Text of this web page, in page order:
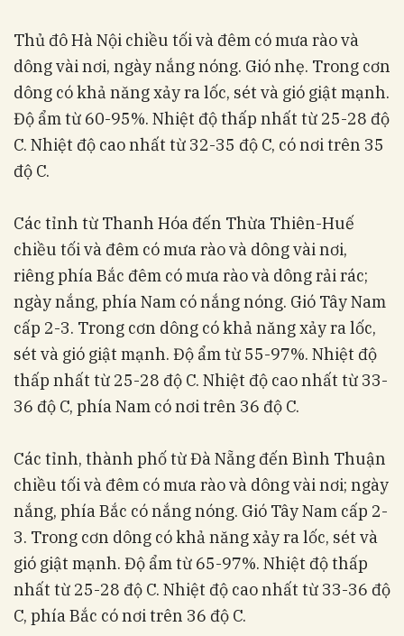
Thủ đô Hà Nội chiều tối và đêm có mưa rào và
dông vài nơi, ngày nắng nóng. Gió nhẹ. Trong cơn
dông có khả năng xảy ra lốc, sét và gió giật mạnh.
Độ ẩm từ 60-95%. Nhiệt độ thấp nhất từ 25-28 độ
C. Nhiệt độ cao nhất từ 32-35 độ C, có nơi trên 35
độ C.
Các tỉnh từ Thanh Hóa đến Thừa Thiên-Huế
chiều tối và đêm có mưa rào và dông vài nơi,
riêng phía Bắc đêm có mưa rào và dông rải rác;
ngày nắng, phía Nam có nắng nóng. Gió Tây Nam
cấp 2-3. Trong cơn dông có khả năng xảy ra lốc,
sét và gió giật mạnh. Độ ẩm từ 55-97%. Nhiệt độ
thấp nhất từ 25-28 độ C. Nhiệt độ cao nhất từ 33-
36 độ C, phía Nam có nơi trên 36 độ C.
Các tỉnh, thành phố từ Đà Nẵng đến Bình Thuận
chiều tối và đêm có mưa rào và dông vài nơi; ngày
nắng, phía Bắc có nắng nóng. Gió Tây Nam cấp 2-
3. Trong cơn dông có khả năng xảy ra lốc, sét và
gió giật mạnh. Độ ẩm từ 65-97%. Nhiệt độ thấp
nhất từ 25-28 độ C. Nhiệt độ cao nhất từ 33-36 độ
C, phía Bắc có nơi trên 36 độ C.